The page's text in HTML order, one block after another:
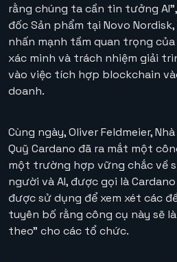
rằng chúng ta cần tin tưởng
đốc Sản phẩm tại Novo
nhấn mạnh tầm quan trọng
xác minh và trách nhiệm giải
vào việc tích hợp blockchain
doanh.
Cùng ngày, Oliver Feldmeier,
Quỹ Cardano đã ra mắt một
một trường hợp vững chắc về
người và AI, được gọi là
được sử dụng để xem xét các
tuyên bố rằng công cụ này sẽ
theo” cho các tổ chức.